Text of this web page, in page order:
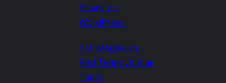
Board do
WordPress
Estratégias de
Red Team vs Blue
Team: